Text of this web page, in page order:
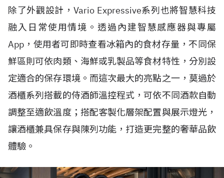
除了外觀設計，Vario Expressive系列也將智慧科技
融入日常使用情境。透過內建智慧感應器與專屬
App，使用者可即時查看冰箱內的食材存量，不同保
鮮區則可依肉類、海鮮或乳製品等食材特性，分別設
定適合的保存環境。而這次最大的亮點之一，莫過於
酒櫃系列搭載的侍酒師溫控程式，可依不同酒款自動
調整至適飲溫度；搭配客製化層架配置與展示燈光，
讓酒櫃兼具保存與陳列功能，打造更完整的奢華品飲
體驗。